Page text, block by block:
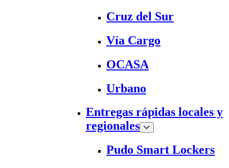
Cruz del Sur
Vía Cargo
OCASA
Urbano
Entregas rápidas locales y
regionales
Pudo Smart Lockers